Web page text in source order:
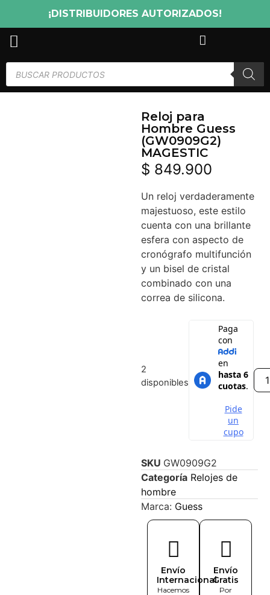
¡DISTRIBUIDORES AUTORIZADOS!
Reloj para
Hombre Guess
(GW0909G2)
MAGESTIC
$ 849.900
Un reloj verdaderamente
majestuoso, este estilo
cuenta con una brillante
esfera con aspecto de
cronógrafo multifunción
y un bisel de cristal
combinado con una
correa de silicona.
2
disponibles
SKU GW0909G2
Categoría Relojes de
hombre
Marca: Guess
Envío
Internacional
Hacemos
Envío
Gratis
Por